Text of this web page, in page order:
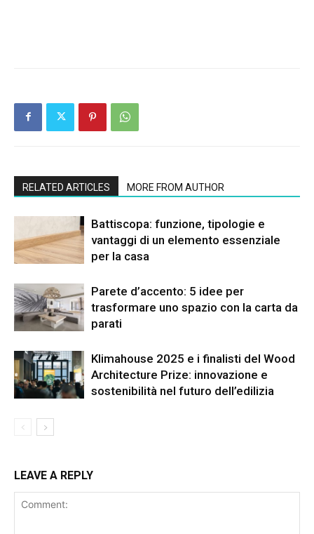
RELATED ARTICLES MORE FROM AUTHOR
Battiscopa: funzione, tipologie e
vantaggi di un elemento essenziale
per la casa
Parete d’accento: 5 idee per
trasformare uno spazio con la carta da
parati
Klimahouse 2025 e i finalisti del Wood
Architecture Prize: innovazione e
sostenibilità nel futuro dell’edilizia
LEAVE A REPLY